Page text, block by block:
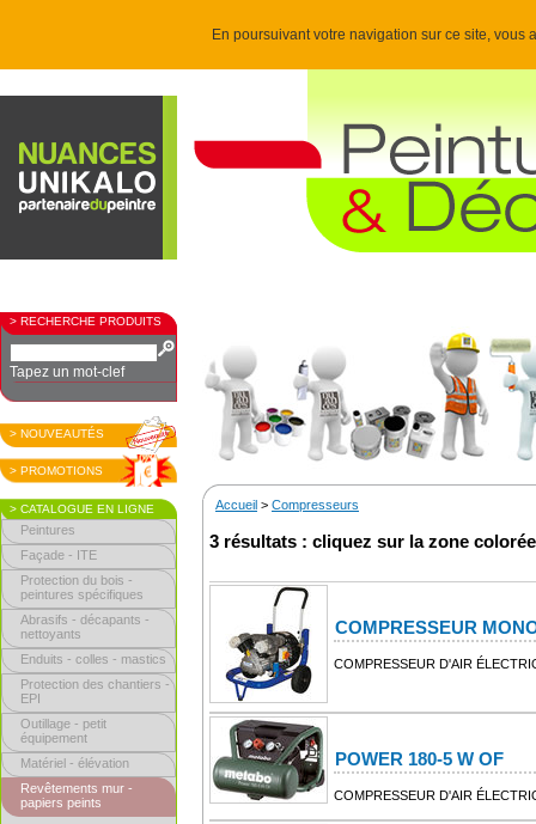
En poursuivant votre navigation sur ce site,
> RECHERCHE PRODUITS
Tapez un mot-clef
> NOUVEAUTÉS
> PROMOTIONS
> CATALOGUE EN LIGNE
Peintures
Façade - ITE
Protection du bois -
peintures spécifiques
Abrasifs - décapants -
nettoyants
Enduits - colles - mastics
Protection des chantiers -
EPI
Outillage - petit
équipement
Matériel - élévation
Revêtements mur -
papiers peints
Accueil > Compresseurs
3 résultats : cliquez sur la zone
COMPRESSEUR
COMPRESSEUR D'AIR
POWER 180-5 W OF
COMPRESSEUR D'AIR